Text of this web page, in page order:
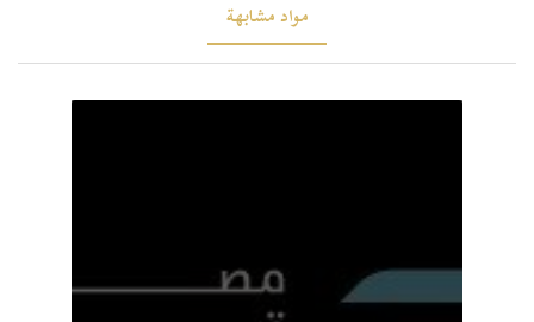
مواد مشابهة